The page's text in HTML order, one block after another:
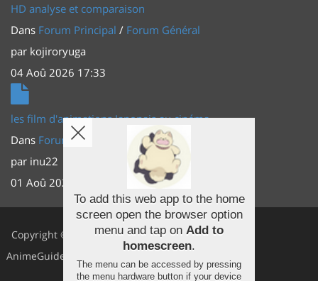
HD analyse et comparaison
Dans Forum Principal / Forum Général
par kojiroryuga
04 Aoû 2026 17:33
les film d'animations Japonais au cinéma
Dans Forum Principal
Actus (TV, vidéo, web)
par inu22
01 Aoû 2026 20:56
Copyright ©
AnimeGuides
Facebook
Youtube
Twitter
To add this web app to the home
screen open the browser option
menu and tap on Add to
homescreen.
The menu can be accessed by pressing
the menu hardware button if your device